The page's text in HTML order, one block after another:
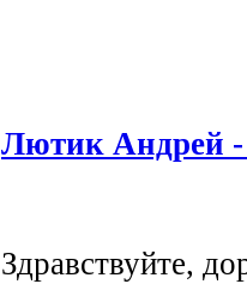
Лютик Андрей -
Здравствуйте,